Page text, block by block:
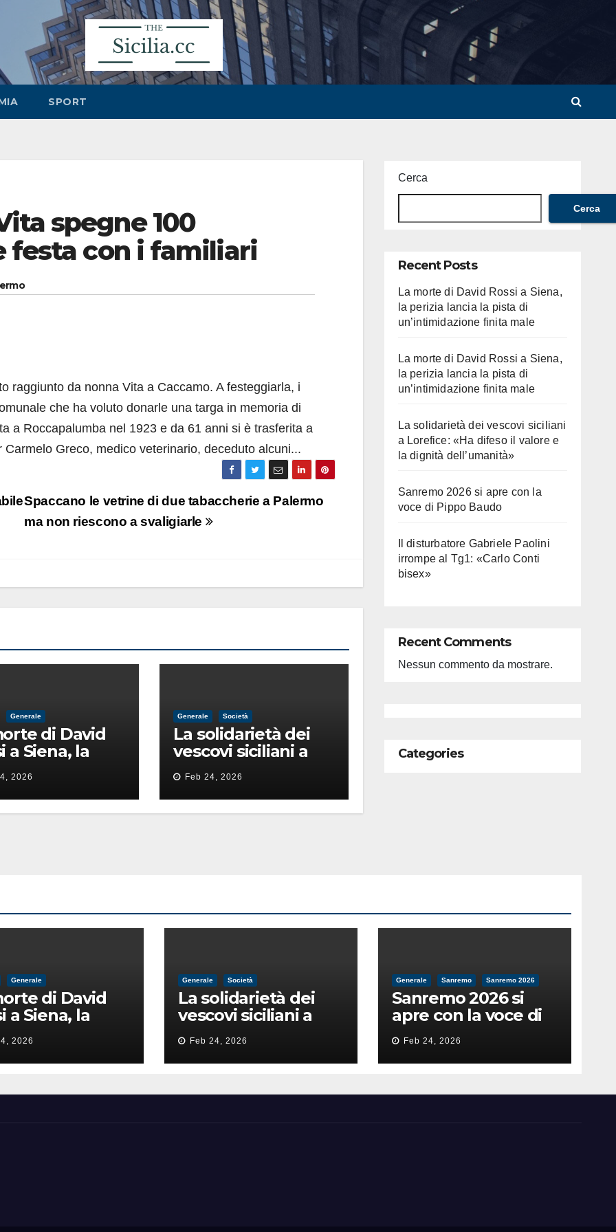
SPORT
spegne 100
festa con i familiari
raggiunto da nonna Vita a Caccamo. A festeggiarla, i
che ha voluto donarle una targa in memoria di
a Roccapalumba nel 1923 e da 61 anni si è trasferita a
Greco, medico veterinario, deceduto alcuni...
Spaccano le vetrine di due tabaccherie a Palermo
ma non riescono a svaligiarle
Generale
di David
a Siena, la
lancia la
di
male
2026
Generale Società
La solidarietà dei
vescovi siciliani a
Lorefice: «Ha difeso
il valore e la dignità
dell’umanità»
Feb 24, 2026
Cerca
Cerca
Recent Posts
La morte di David Rossi a Siena,
la perizia lancia la pista di
un’intimidazione finita male
La morte di David Rossi a Siena,
la perizia lancia la pista di
un’intimidazione finita male
La solidarietà dei vescovi siciliani
a Lorefice: «Ha difeso il valore e
la dignità dell’umanità»
Sanremo 2026 si apre con la
voce di Pippo Baudo
Il disturbatore Gabriele Paolini
irrompe al Tg1: «Carlo Conti
bisex»
Recent Comments
Nessun commento da mostrare.
Categories
Generale
di David
a Siena, la
lancia la
di
2026
Generale Società
La solidarietà dei
vescovi siciliani a
Lorefice: «Ha difeso
il valore e la dignità
dell’umanità»
Feb 24, 2026
Generale Sanremo Sanremo 2026
Sanremo 2026 si
apre con la voce di
Pippo Baudo
Feb 24, 2026